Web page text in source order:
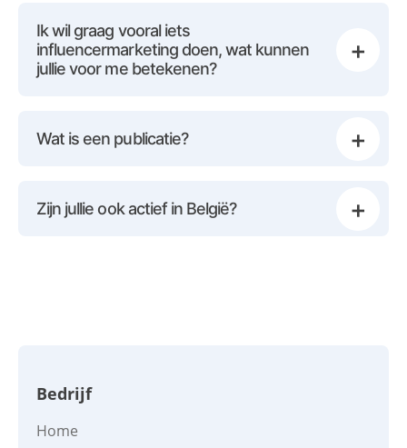
Ik wil graag vooral iets
influencermarketing doen, wat kunnen
jullie voor me betekenen?
+
Wat is een publicatie? +
Zijn jullie ook actief in België? +
Bedrijf
Home